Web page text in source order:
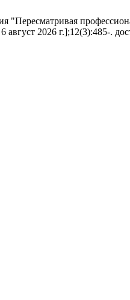
"Пересматривая
август 2026 г.];12(3):485-.